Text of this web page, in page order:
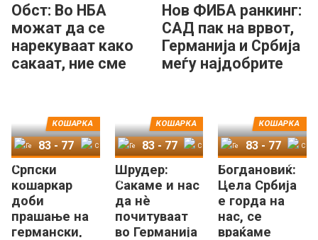
Обст: Во НБА
можат да се
нарекуваат како
сакаат, ние сме
Нов ФИБА ранкинг:
САД пак на врвот,
Германија и Србија
меѓу најдобрите
Српски
кошаркар
доби
прашање на
германски,
КОШАРКА
Германија
83 - 77
Шрудер:
Сакаме и нас
да нè
почитуваат
во Германија
КОШАРКА
Германија
83- 77
Богдановиќ:
Цела Србија
е горда на
нас, се
враќаме
КОШАРКА
Германија
83- 77